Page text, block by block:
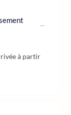
à partir